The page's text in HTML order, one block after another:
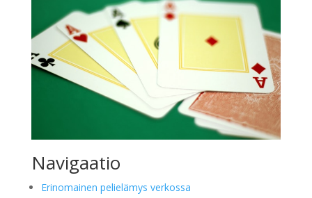
Navigaatio
Erinomainen pelielämys verkossa